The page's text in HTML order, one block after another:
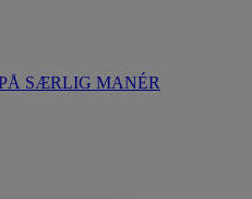
SÆRLIG MANÉR